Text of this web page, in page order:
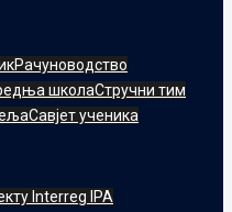
Рачуноводство
школаСтручни тим
Савјет ученика
Interreg IPA